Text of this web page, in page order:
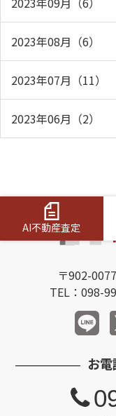
2023年08月（6）
2023年07月（11）
2023年06月（2）
AI不動産査定
〒902-
TEL：098-
お